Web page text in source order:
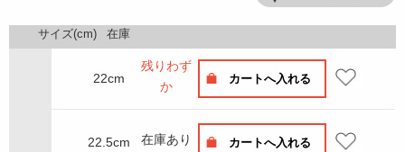
サイズ(cm) 在庫
22cm
残りわず
か
カートへ入れる
22.5cm 在庫あり カートへ入れる